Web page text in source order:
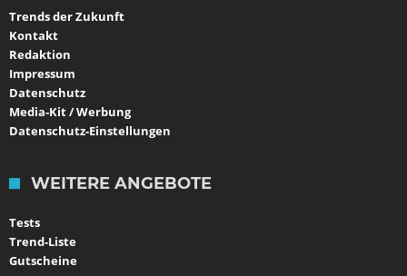
Trends der Zukunft
Kontakt
Redaktion
Impressum
Datenschutz
Media-Kit / Werbung
Datenschutz-Einstellungen
WEITERE ANGEBOTE
Tests
Trend-Liste
Gutscheine